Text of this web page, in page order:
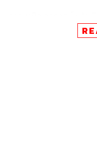
อุณหภูมิลดลงเล็กน้อย ส่
เชียงใหม่ และตาก อุณห